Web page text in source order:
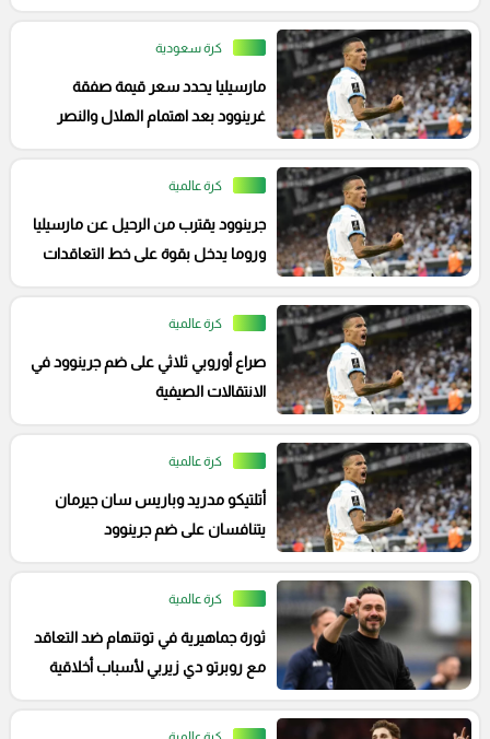
كرة سعودية
مارسيليا يحدد سعر قيمة صفقة
غرينوود بعد اهتمام الهلال والنصر
كرة عالمية
جرينوود يقترب من الرحيل عن مارسيليا
وروما يدخل بقوة على خط التعاقدات
كرة عالمية
صراع أوروبي ثلاثي على ضم جرينوود في
الانتقالات الصيفية
كرة عالمية
أتلتيكو مدريد وباريس سان جيرمان
يتنافسان على ضم جرينوود
كرة عالمية
ثورة جماهيرية في توتنهام ضد التعاقد
مع روبرتو دي زيربي لأسباب أخلاقية